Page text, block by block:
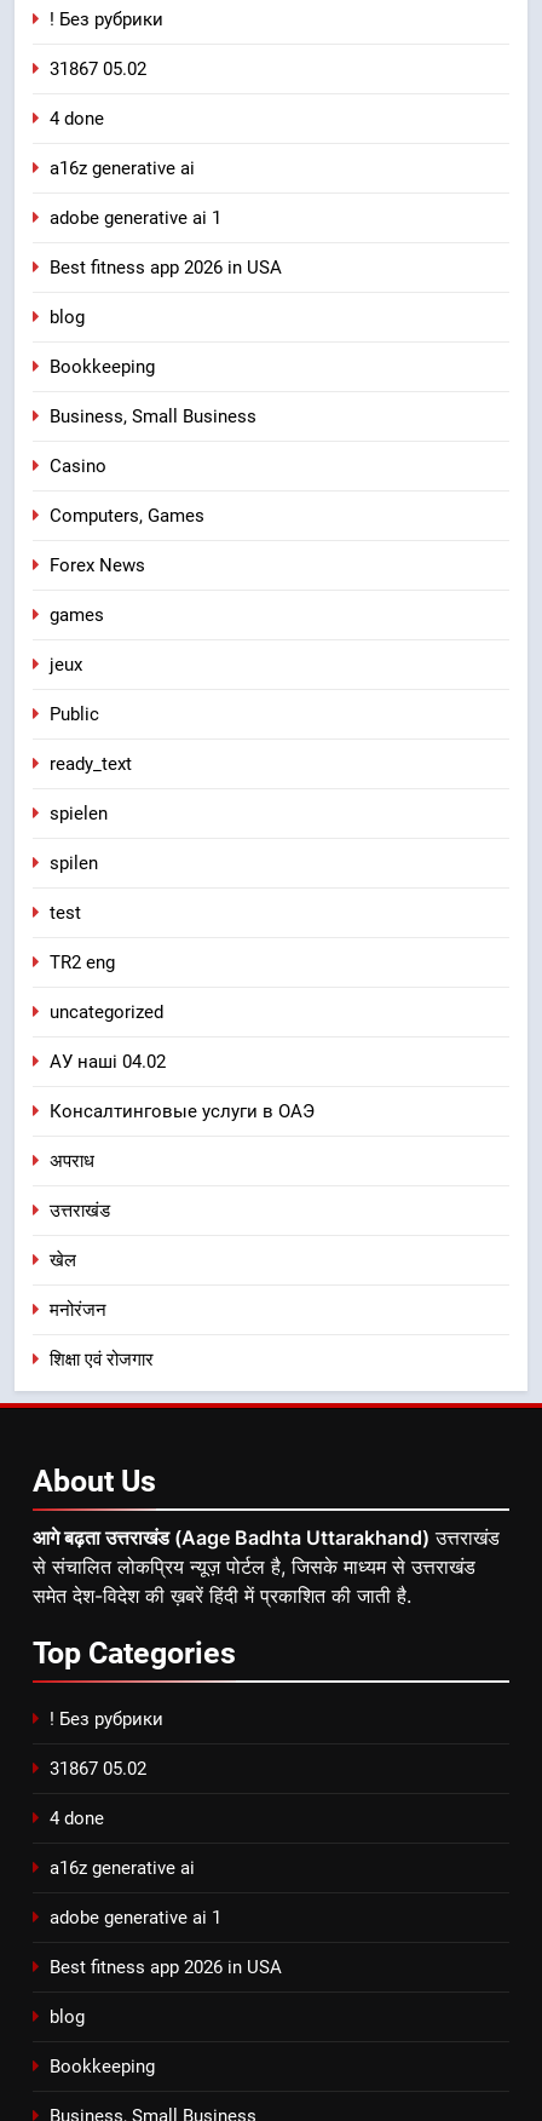
! Без рубрики
31867 05.02
4 done
a16z generative ai
adobe generative ai 1
Best fitness app 2026 in USA
blog
Bookkeeping
Business, Small Business
Casino
Computers, Games
Forex News
games
jeux
Public
ready_text
spielen
spilen
test
TR2 eng
uncategorized
АУ наші 04.02
Консалтинговые услуги в ОАЭ
अपराध
उत्तराखंड
खेल
मनोरंजन
शिक्षा एवं रोजगार
About Us
आगे बढ़ता उत्तराखंड (Aage Badhta Uttarakhand) उत्तराखंड
से संचालित लोकप्रिय न्यूज़ पोर्टल है, जिसके माध्यम से उत्तराखंड
समेत देश-विदेश की ख़बरें हिंदी में प्रकाशित की जाती है.
Top Categories
! Без рубрики
31867 05.02
4 done
a16z generative ai
adobe generative ai 1
Best fitness app 2026 in USA
blog
Bookkeeping
Business, Small Business